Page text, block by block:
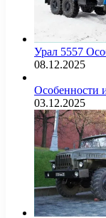
Урал 5557
08.12.2025
Особенности
03.12.2025